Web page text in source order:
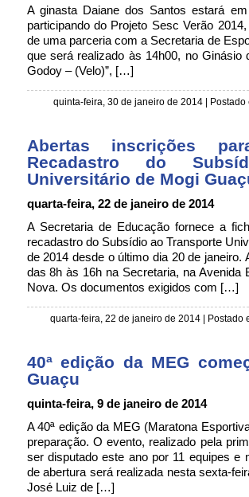
A ginasta Daiane dos Santos estará
participando do Projeto Sesc Verão
de uma parceria com a Secretaria de
que será realizado às 14h00, no Ginásio
Godoy – (Velo)”, […]
quinta-feira, 30 de janeiro de 2014 | Postado
Abertas inscrições
Recadastro do
Universitário de Mogi
quarta-feira, 22 de janeiro de 2014
A Secretaria de Educação fornece a
recadastro do Subsídio ao Transporte
de 2014 desde o último dia 20 de janeiro.
das 8h às 16h na Secretaria, na Avenida
Nova. Os documentos exigidos com […]
quarta-feira, 22 de janeiro de 2014 | Postado
40ª edição da MEG
Guaçu
quinta-feira, 9 de janeiro de 2014
A 40ª edição da MEG (Maratona
preparação. O evento, realizado pela
ser disputado este ano por 11 equipes e
de abertura será realizada nesta sexta-
José Luiz de […]